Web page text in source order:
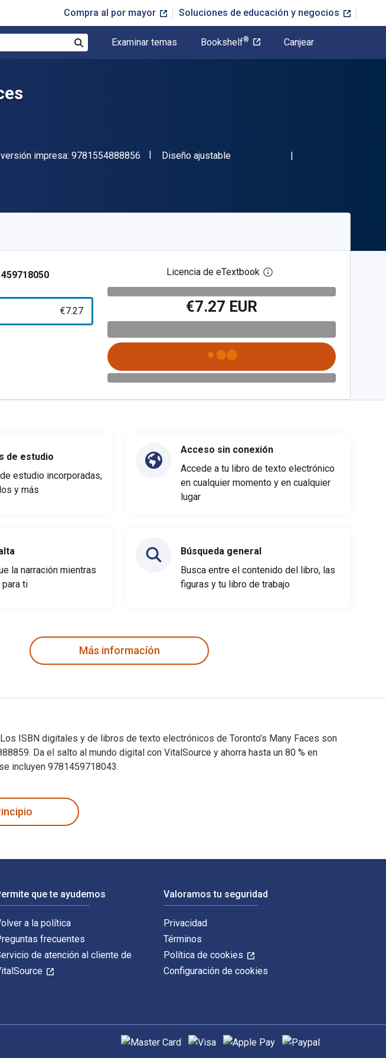
Compra al por mayor Soluciones de educación y negocios
Examinar temas Bookshelf® Canjear
impresa: 9781554888856 "ISBN-13 9781554888856"
Formato
Diseño ajustable
€7.27
Licencia de eTextbook Abre el cuadro de diálogo
€7.27 EUR
de estudio
estudio incorporadas,
y más
la narración mientras
ti
Acceso sin conexión
Accede a tu libro de texto electrónico
en cualquier momento y en cualquier
lugar
Búsqueda general
Busca entre el contenido del libro, las
figuras y tu libro de trabajo
Más informacíón
ISBN digitales y de libros de texto electrónicos de Toronto's Many Faces son
Da el salto al mundo digital con VitalSource y ahorra hasta un 80 % en
incluyen 9781459718043.
que te ayudemos
a la política
frecuentes
de atención al cliente de
Valoramos tu seguridad
Privacidad
Términos
Política de cookies
Configuración de cookies
Métodos de pago admitidos